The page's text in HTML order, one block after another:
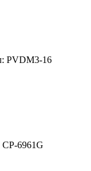
PVDM3-16
6961G